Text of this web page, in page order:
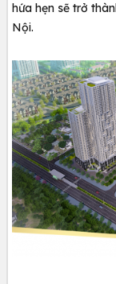
hứa hẹn sẽ trở
Nội.